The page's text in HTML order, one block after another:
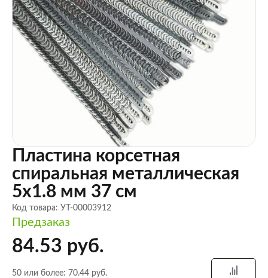
Пластина корсетная
спиральная металлическая
5х1.8 мм 37 см
Код товара: УТ-00003912
Предзаказ
84.53 руб.
50 или более: 70.44 руб.